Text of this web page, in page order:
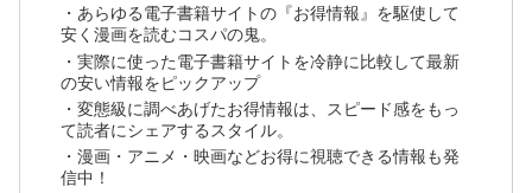
・あらゆる電子書籍サイトの『お得情報』を駆使して
安く漫画を読むコスパの鬼。
・実際に使った電子書籍サイトを冷静に比較して最新
の安い情報をピックアップ
・変態級に調べあげたお得情報は、スピード感をもっ
て読者にシェアするスタイル。
・漫画・アニメ・映画などお得に視聴できる情報も発
信中！